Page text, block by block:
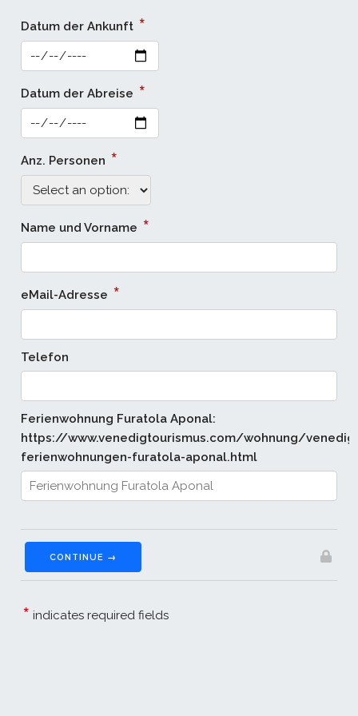
Datum der Ankunft *
Datum der Abreise *
Anz. Personen *
Name und Vorname *
eMail-Adresse *
Telefon
Ferienwohnung Furatola Aponal:
https://www.venedigtourismus.com/wohnung/
ferienwohnungen-furatola-aponal.html
CONTINUE →
* indicates required fields